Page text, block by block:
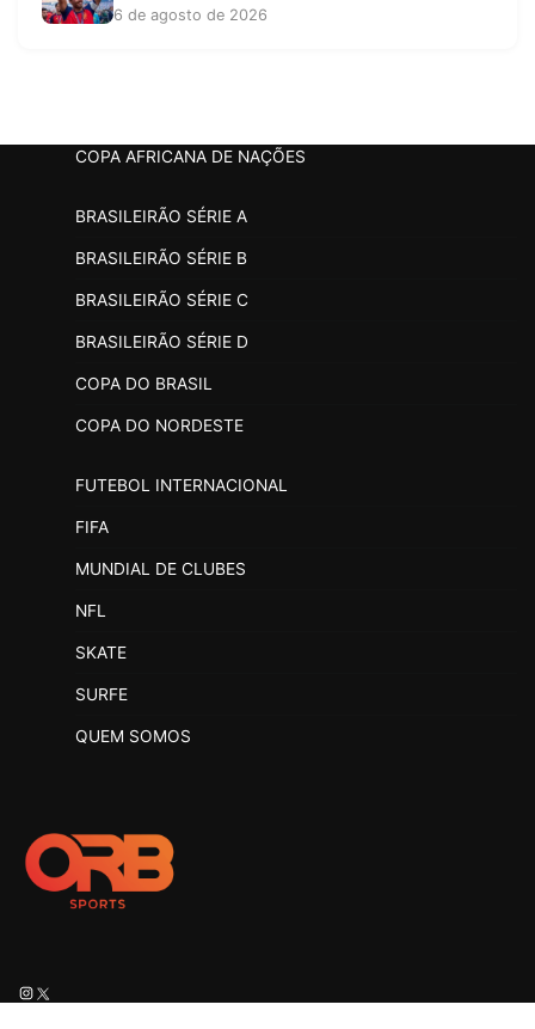
6 de agosto de 2026
COPA AFRICANA DE NAÇÕES
BRASILEIRÃO SÉRIE A
BRASILEIRÃO SÉRIE B
BRASILEIRÃO SÉRIE C
BRASILEIRÃO SÉRIE D
COPA DO BRASIL
COPA DO NORDESTE
FUTEBOL INTERNACIONAL
FIFA
MUNDIAL DE CLUBES
NFL
SKATE
SURFE
QUEM SOMOS
Instagram
X